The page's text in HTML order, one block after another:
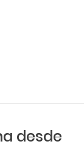
desde